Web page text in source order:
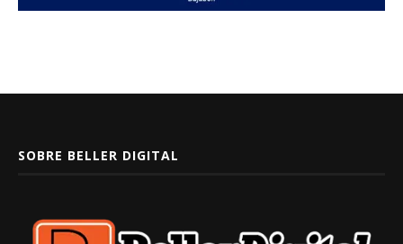
SOBRE BELLER DIGITAL